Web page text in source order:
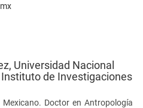
Universidad Nacional
de Investigaciones
Mexicano. Doctor en Antropología